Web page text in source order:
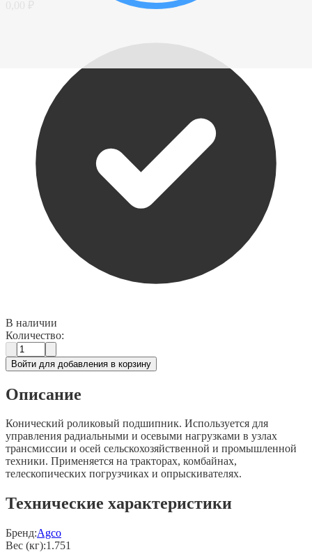
В наличии
Количество:
Войти для добавления в корзину
Описание
Конический роликовый подшипник. Используется для
управления радиальными и осевыми нагрузками в узлах
трансмиссии и осей сельскохозяйственной и промышленной
техники. Применяется на тракторах, комбайнах,
телескопических погрузчиках и опрыскивателях.
Технические характеристики
Бренд:Agco
Вес (кг):1.751